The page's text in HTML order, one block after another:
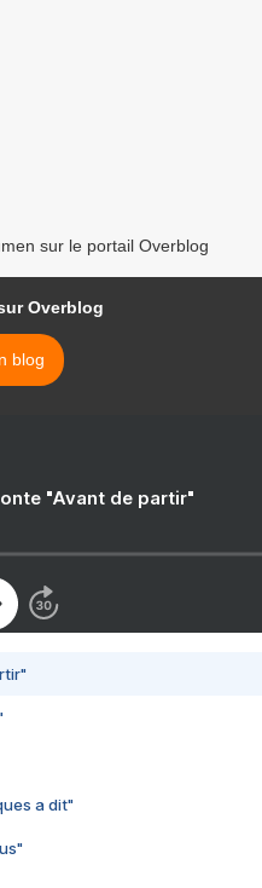
sur le portail Overblog
Overblog
blog
"Avant de partir"
a dit"